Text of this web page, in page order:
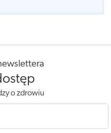
o zdrowiu